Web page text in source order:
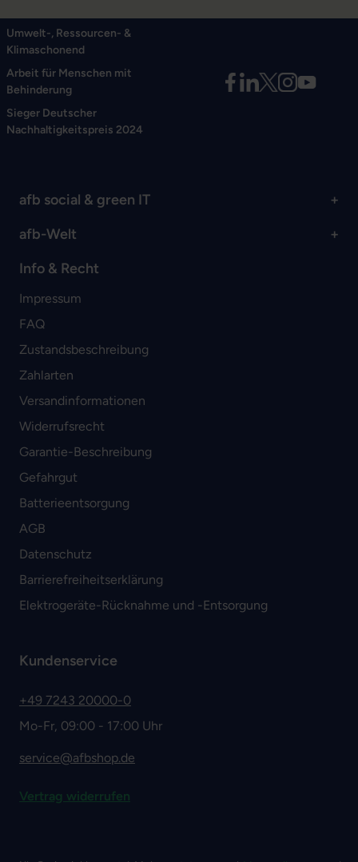
Umwelt-, Ressourcen- &
Klimaschonend
Arbeit für Menschen mit
Behinderung
Sieger Deutscher
Nachhaltigkeitspreis 2024
afb social & green IT
afb-Welt
Info & Recht
Impressum
FAQ
Zustandsbeschreibung
Zahlarten
Versandinformationen
Widerrufsrecht
Garantie-Beschreibung
Gefahrgut
Batterieentsorgung
AGB
Datenschutz
Barrierefreiheitserklärung
Elektrogeräte-Rücknahme und -Entsorgung
Kundenservice
+49 7243 20000-0
Mo-Fr, 09:00 - 17:00 Uhr
service@afbshop.de
Vertrag widerrufen